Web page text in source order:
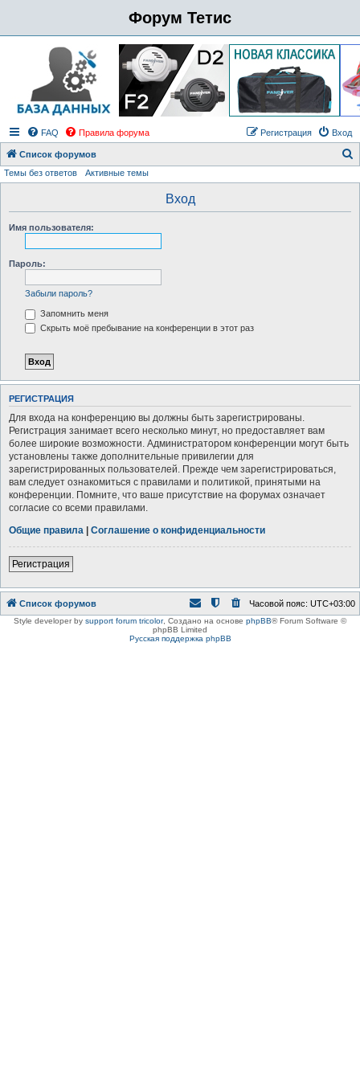
Форум Тетис
FAQ Правила форума Вход
Регистрация
Список форумов
Темы без ответов Активные темы
Вход
Имя пользователя:
Пароль:
Забыли пароль?
Запомнить меня
Скрыть моё пребывание на конференции в этот раз
РЕГИСТРАЦИЯ
Для входа на конференцию вы должны быть зарегистрированы.
Регистрация занимает всего несколько минут, но предоставляет вам
более широкие возможности. Администратором конференции могут быть
установлены также дополнительные привилегии для
зарегистрированных пользователей. Прежде чем зарегистрироваться,
вам следует ознакомиться с правилами и политикой, принятыми на
конференции. Помните, что ваше присутствие на форумах означает
согласие со всеми правилами.
Общие правила | Соглашение о конфиденциальности
Регистрация
Список форумов Часовой пояс: UTC+03:00
Style developer by support forum tricolor, Создано на основе phpBB® Forum Software ©
phpBB Limited
Русская поддержка phpBB